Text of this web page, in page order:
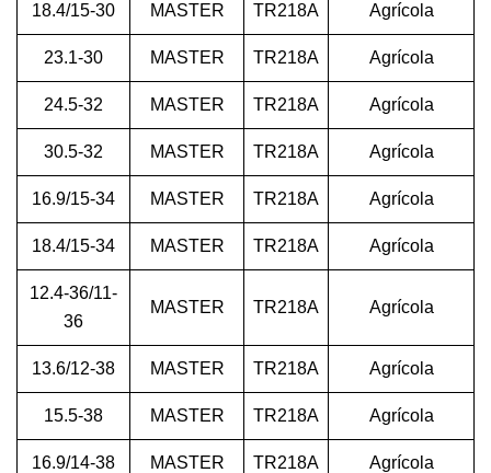
18.4/15-30 MASTER TR218A Agrícola
23.1-30 MASTER TR218A Agrícola
24.5-32 MASTER TR218A Agrícola
30.5-32 MASTER TR218A Agrícola
16.9/15-34 MASTER TR218A Agrícola
18.4/15-34 MASTER TR218A Agrícola
12.4-36/11-
36
MASTER TR218A Agrícola
13.6/12-38 MASTER TR218A Agrícola
15.5-38 MASTER TR218A Agrícola
16.9/14-38 MASTER TR218A Agrícola